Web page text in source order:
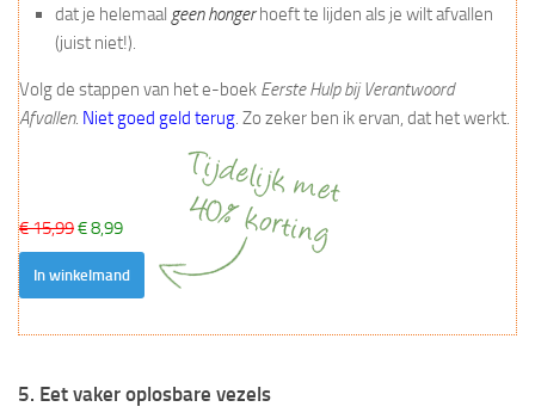
dat je helemaal geen hongerhoeft te lijden als je wilt afvallen
(juist niet!).
Volg de stappen van het e-boek Eerste Hulp bij Verantwoord
Afvallen. Niet goed geld terug. Zo zeker ben ik ervan, dat het werkt.
€ 15,99€ 8,99
In winkelmand
5. Eet vaker oplosbare vezels